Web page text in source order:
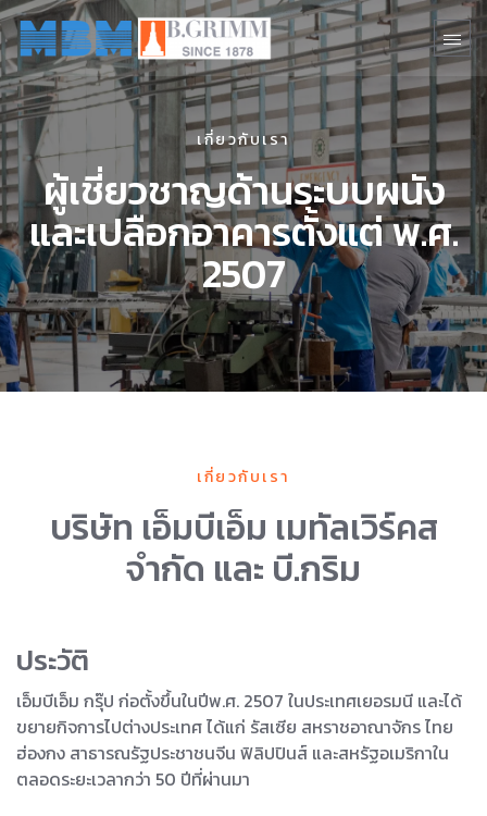
เกี่ยวกับเรา
ผู้เชี่ยวชาญด้านระบบผนัง
และเปลือกอาคารตั้งแต่ พ.ศ.
2507
เกี่ยวกับเรา
บริษัท เอ็มบีเอ็ม เมทัลเวิร์คส
จำกัด และ บี.กริม
ประวัติ
เอ็มบีเอ็ม กรุ๊ป ก่อตั้งขึ้นในปีพ.ศ. 2507 ในประเทศเยอรมนี และได้
ขยายกิจการไปต่างประเทศ ได้แก่ รัสเซีย สหราชอาณาจักร ไทย
ฮ่องกง สาธารณรัฐประชาชนจีน ฟิลิปปินส์ และสหรัฐอเมริกาใน
ตลอดระยะเวลากว่า 50 ปีที่ผ่านมา